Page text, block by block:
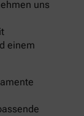
uns
einem